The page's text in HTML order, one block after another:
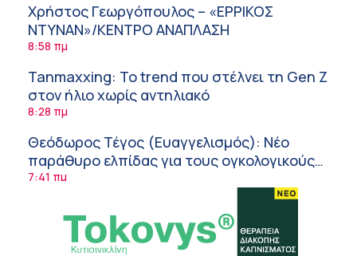
Χρήστος Γεωργόπουλος – «ΕΡΡΙΚΟΣ
ΝΤΥΝΑΝ»/ΚΕΝΤΡΟ ΑΝΑΠΛΑΣΗ
8:58 πμ
Tanmaxxing: To trend που στέλνει τη Gen Z
στον ήλιο χωρίς αντηλιακό
8:28 πμ
Θεόδωρος Τέγος (Ευαγγελισμός): Νέο
παράθυρο ελπίδας για τους ογκολογικούς
ασθενείς μέσω κλινικών δοκιμών
7:41 πμ
από τον Ελληνικό Ερυθρό Σταυρό